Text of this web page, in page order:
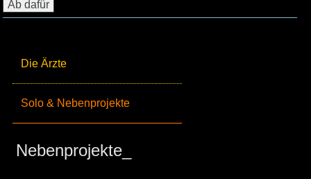
Die Ärzte
Solo & Nebenprojekte
Nebenprojekte_